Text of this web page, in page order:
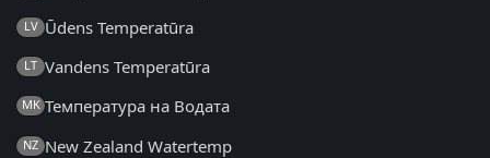
LV Ūdens Temperatūra
LT Vandens Temperatūra
MK Температура на Водата
NZ New Zealand Watertemp